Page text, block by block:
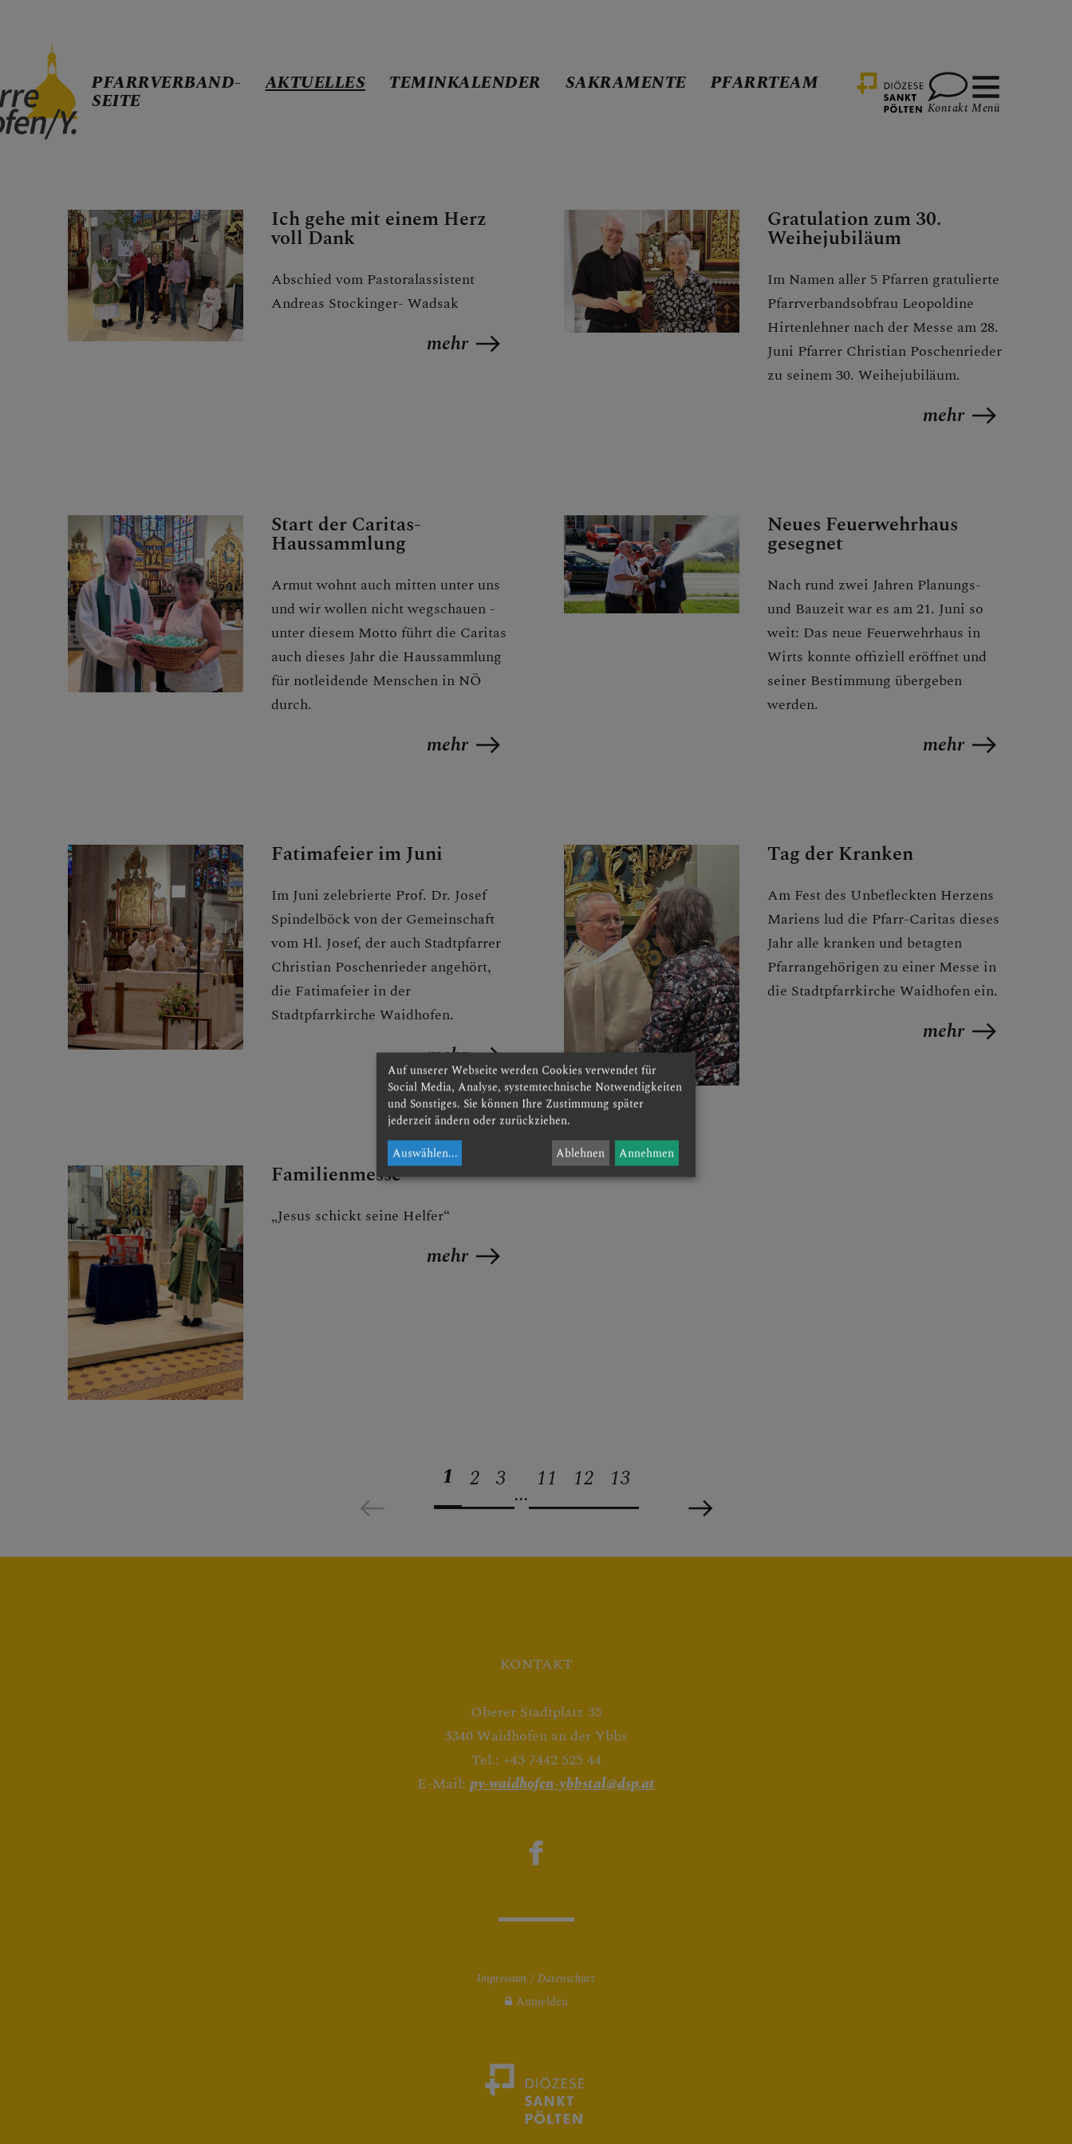
AKTUELLES
Gottesdienste
Mitteilungen
TEMINKALENDER
KONTAKT
PFARRTEAM
GRUPPEN
PFARRVERBAND-
SEITE
AKTUELLES TEMINKALENDER SAKRAMENTE PFARRTEAM
Kontakt Menü
Ich gehe mit einem Herz
voll Dank
Abschied vom Pastoralassistent
Andreas Stockinger- Wadsak
mehr
Gratulation zum 30.
Weihejubiläum
Im Namen aller 5 Pfarren gratulierte
Pfarrverbandsobfrau Leopoldine
Hirtenlehner nach der Messe am 28.
Juni Pfarrer Christian Poschenrieder
zu seinem 30. Weihejubiläum.
mehr
Start der Caritas-
Haussammlung
Armut wohnt auch mitten unter uns
und wir wollen nicht wegschauen -
unter diesem Motto führt die Caritas
auch dieses Jahr die Haussammlung
für notleidende Menschen in NÖ
durch.
mehr
Neues Feuerwehrhaus
gesegnet
Nach rund zwei Jahren Planungs-
und Bauzeit war es am 21. Juni so
weit: Das neue Feuerwehrhaus in
Wirts konnte offiziell eröffnet und
seiner Bestimmung übergeben
werden.
mehr
Fatimafeier im Juni
Im Juni zelebrierte Prof. Dr. Josef
Spindelböck von der Gemeinschaft
vom Hl. Josef, der auch Stadtpfarrer
Christian Poschenrieder angehört,
die Fatimafeier in der
Stadtpfarrkirche Waidhofen.
mehr
Tag der Kranken
Am Fest des Unbefleckten Herzens
Mariens lud die Pfarr-Caritas dieses
Jahr alle kranken und betagten
Pfarrangehörigen zu einer Messe in
die Stadtpfarrkirche Waidhofen ein.
mehr
Familienmesse
„Jesus schickt seine Helfer“
mehr
1 2 3
...
11 12 13
KONTAKT
Oberer Stadtplatz 35
3340 Waidhofen an der Ybbs
Tel.: +43 7442 525 44
E-Mail: pv-waidhofen-ybbstal@dsp.at
Impressum
Datenschutz
Anmelden
Auf unserer Webseite werden Cookies verwendet für
Social Media, Analyse, systemtechnische Notwendigkeiten
und Sonstiges. Sie können Ihre Zustimmung später
jederzeit ändern oder zurückziehen.
Auswählen... Ablehnen Annehmen